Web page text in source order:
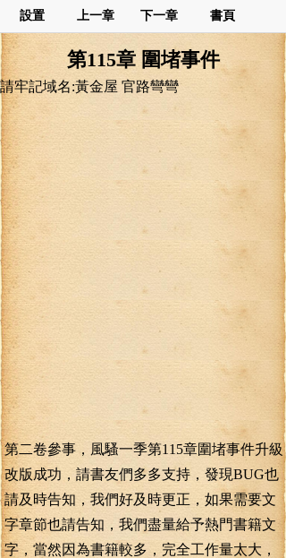
設置 上一章 下一章 書頁
第115章 圍堵事件
請牢記域名:黃金屋 官路彎彎
第二卷參事，風騷一季第115章圍堵事件升級
改版成功，請書友們多多支持，發現BUG也
請及時告知，我們好及時更正，如果需要文
字章節也請告知，我們盡量給予熱門書籍文
字，當然因為書籍較多，完全工作量太大，